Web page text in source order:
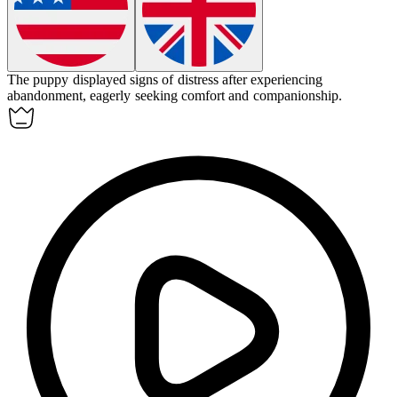
The puppy displayed signs of distress after experiencing
abandonment, eagerly seeking comfort and companionship.